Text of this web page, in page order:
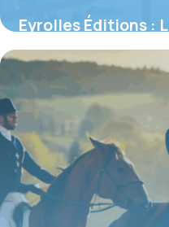
Eyrolles Éditions :
16 juin 2026